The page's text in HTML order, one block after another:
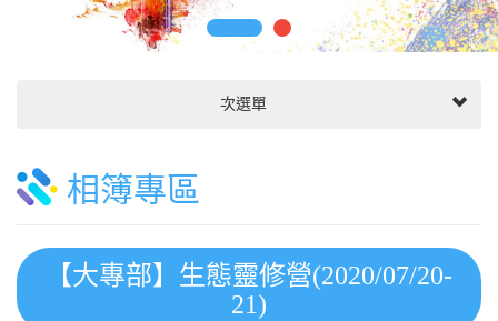
次選單
相簿專區
【大專部】生態靈修營(2020/07/20-
21)